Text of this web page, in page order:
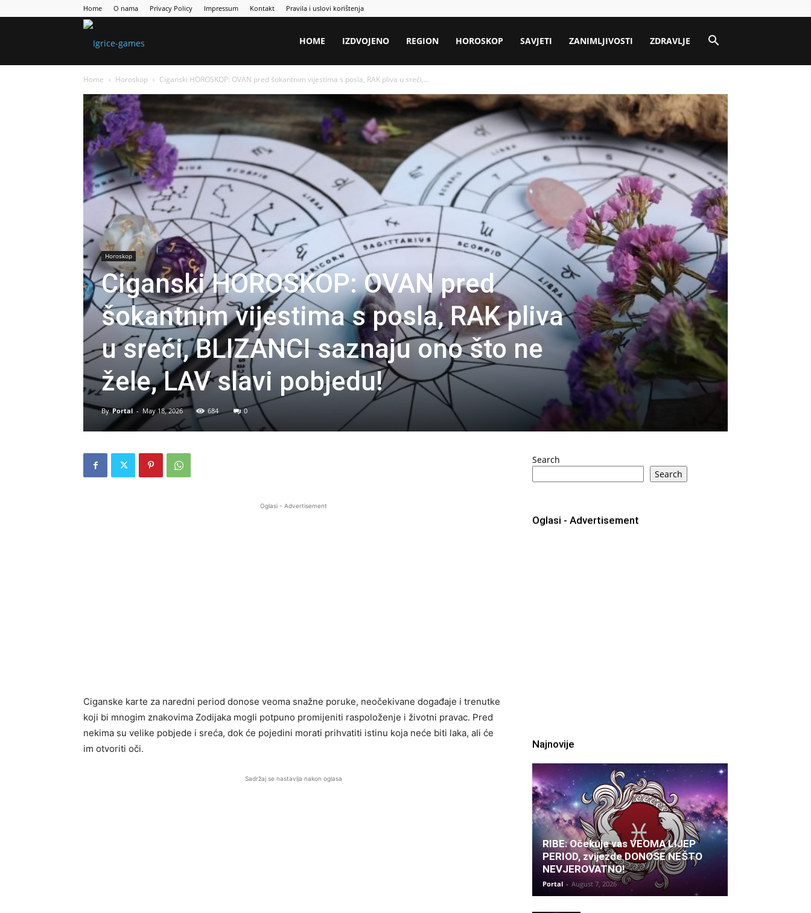
Home O nama Privacy Policy Impressum Kontakt Pravila i uslovi korištenja
HOME IZDVOJENO REGION HOROSKOP SAVJETI ZANIMLJIVOSTI ZDRAVLJE
Home Horoskop Ciganski HOROSKOP: OVAN pred šokantnim vijestima s posla, RAK pliva u sreći,...
Horoskop
Ciganski HOROSKOP: OVAN pred
šokantnim vijestima s posla, RAK pliva
u sreći, BLIZANCI saznaju ono što ne
žele, LAV slavi pobjedu!
By Portal - May 18, 2026 684 0
Oglasi - Advertisement
Ciganske karte za naredni period donose veoma snažne poruke, neočekivane događaje i trenutke
koji bi mnogim znakovima Zodijaka mogli potpuno promijeniti raspoloženje i životni pravac. Pred
nekima su velike pobjede i sreća, dok će pojedini morati prihvatiti istinu koja neće biti laka, ali će
im otvoriti oči.
Sadržaj se nastavlja nakon oglasa
Search
Search
Oglasi - Advertisement
Najnovije
RIBE: Očekuje vas VEOMA LIJEP
PERIOD, zvijezde DONOSE NEŠTO
NEVJEROVATNO!
Portal - August 7, 2026